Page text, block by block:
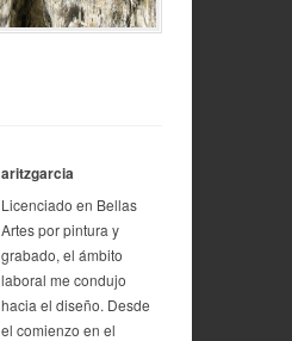
aritzgarcia
Licenciado en Bellas
Artes por pintura y
grabado, el ámbito
laboral me condujo
hacia el diseño. Desde
el comienzo en el